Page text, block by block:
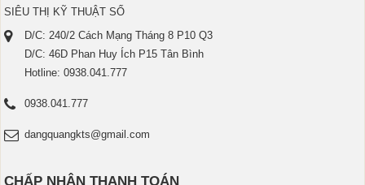
SIÊU THỊ KỸ THUẬT SỐ
D/C: 240/2 Cách Mạng Tháng 8 P10 Q3
D/C: 46D Phan Huy Ích P15 Tân Bình
Hotline: 0938.041.777
0938.041.777
dangquangkts@gmail.com
CHẤP NHẬN THANH TOÁN